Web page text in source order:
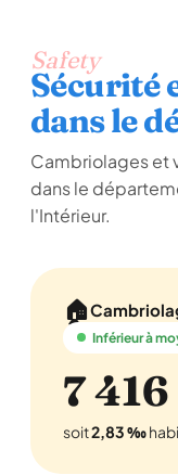
Safety
Sécurité
dans le
Cambriolages et
dans le
l'Intérieur.
🏠
Inférieur à
7 416
soit2,83 ‰